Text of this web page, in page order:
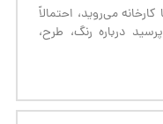
می‌روید، احتمالاً
درباره رنگ، طرح،